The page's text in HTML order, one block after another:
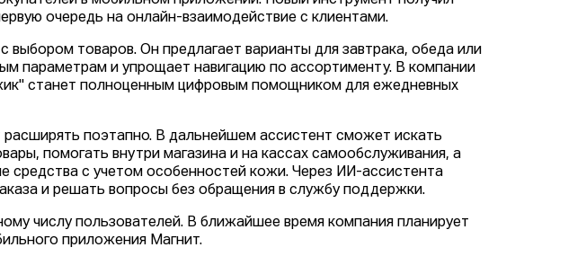
очередь на онлайн-взаимодействие с клиентами.
выбором товаров. Он предлагает варианты для завтрака, обеда или
параметрам и упрощает навигацию по ассортименту. В компании
станет полноценным цифровым помощником для ежедневных
поэтапно. В дальнейшем ассистент сможет искать
помогать внутри магазина и на кассах самообслуживания, а
средства с учетом особенностей кожи. Через ИИ-ассистента
и решать вопросы без обращения в службу поддержки.
числу пользователей. В ближайшее время компания планирует
приложения Магнит.